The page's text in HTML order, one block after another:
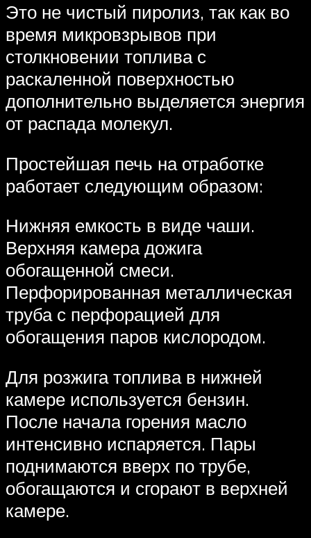
Это не чистый пиролиз, так как во
время микровзрывов при
столкновении топлива с
раскаленной поверхностью
дополнительно выделяется энергия
от распада молекул.
Простейшая печь на отработке
работает следующим образом:
Нижняя емкость в виде чаши.
Верхняя камера дожига
обогащенной смеси.
Перфорированная металлическая
труба с перфорацией для
обогащения паров кислородом.
Для розжига топлива в нижней
камере используется бензин.
После начала горения масло
интенсивно испаряется. Пары
поднимаются вверх по трубе,
обогащаются и сгорают в верхней
камере.